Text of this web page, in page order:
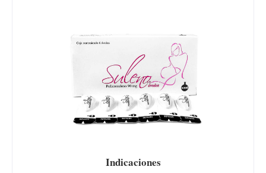
Indicaciones